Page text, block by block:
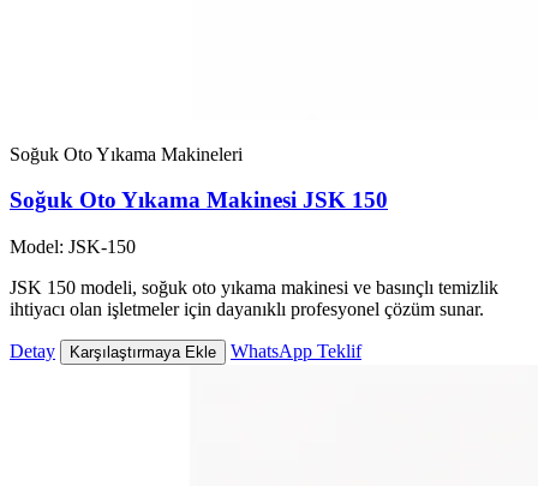
Soğuk Oto Yıkama Makineleri
Soğuk Oto Yıkama Makinesi JSK 150
Model: JSK-150
JSK 150 modeli, soğuk oto yıkama makinesi ve basınçlı temizlik
ihtiyacı olan işletmeler için dayanıklı profesyonel çözüm sunar.
Detay Karşılaştırmaya Ekle WhatsApp Teklif